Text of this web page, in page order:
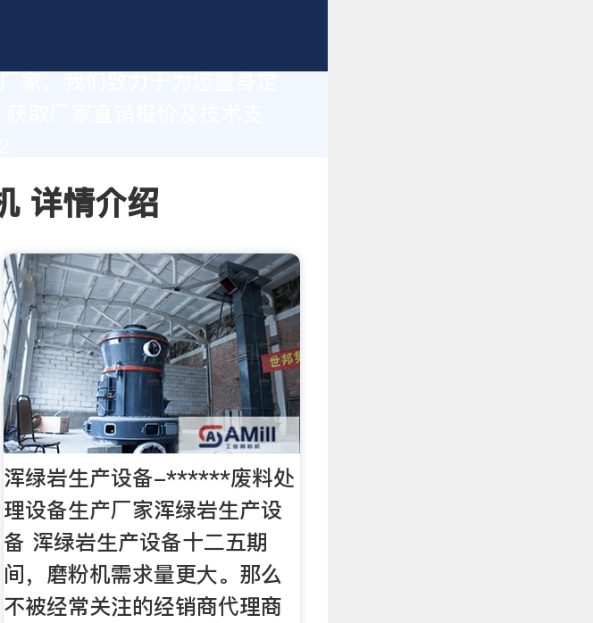
取厂家直销报价及技术支
详情介绍
浑绿岩生产设备-******废料处
理设备生产厂家浑绿岩生产设
备 浑绿岩生产设备十二五期
间，磨粉机需求量更大。那么
不被经常关注的经销商代理商